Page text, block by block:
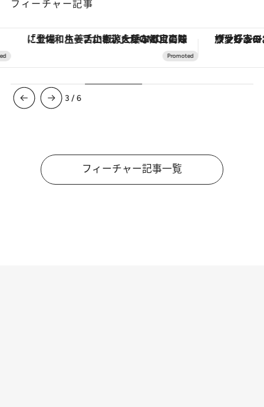
フィーチャー記事
「土佐和ハーブかき氷」がOMO7高知に登場！生姜、山椒、大葉など目にも舌にも涼を呼ぶ郷土の味 ヴァシュロン・コンスタンタ
3 /6
フィーチャー記事一覧